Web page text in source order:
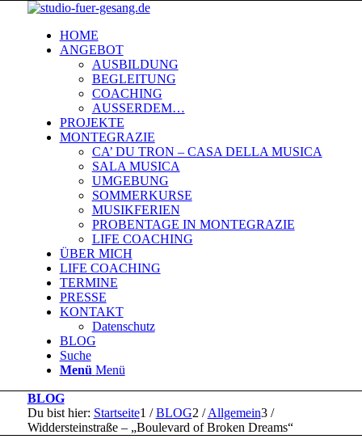
HOME
ANGEBOT
AUSBILDUNG
BEGLEITUNG
COACHING
AUSSERDEM…
PROJEKTE
MONTEGRAZIE
CA’ DU TRON – CASA DELLA MUSICA
SALA MUSICA
UMGEBUNG
SOMMERKURSE
MUSIKFERIEN
PROBENTAGE IN MONTEGRAZIE
LIFE COACHING
ÜBER MICH
LIFE COACHING
TERMINE
PRESSE
KONTAKT
Datenschutz
BLOG
Suche
Menü Menü
BLOG
Du bist hier: Startseite1 / BLOG2 / Allgemein3 /
Widdersteinstraße – „Boulevard of Broken Dreams“